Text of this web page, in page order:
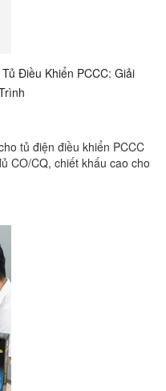
Điều Khiển PCCC: Giải
tủ điện điều khiển PCCC
CO/CQ, chiết khấu cao cho